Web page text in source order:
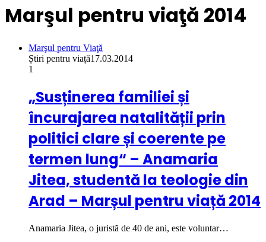
Marşul pentru viaţă 2014
Marşul pentru Viaţă
Știri pentru viață17.03.2014
1
„Susținerea familiei și
încurajarea natalității prin
politici clare și coerente pe
termen lung“ – Anamaria
Jitea, studentă la teologie din
Arad – Marșul pentru viață 2014
Anamaria Jitea, o juristă de 40 de ani, este voluntar…